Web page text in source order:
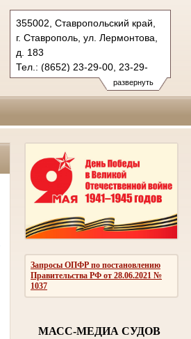
развернуть
355002, Ставропольский край,
г. Ставрополь, ул. Лермонтова,
д. 183
Тел.: (8652) 23-29-00, 23-29-
32 (ф.)
kraevoy.stv@sudrf.ru
Запросы ОПФР по постановлению
Правительства РФ от 28.06.2021 №
1037
МАСС-МЕДИА СУДОВ